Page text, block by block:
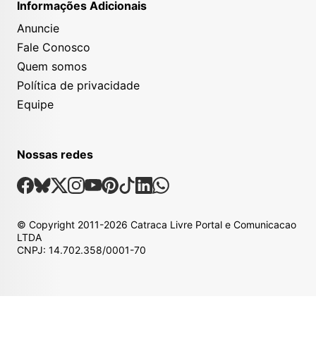
Informações Adicionais
Anuncie
Fale Conosco
Quem somos
Política de privacidade
Equipe
Nossas redes
Nossas Redes Sociais
Facebook
Bsky
X Instagram
Youtube
Pinterest
TiktokLinkedin
Whatsapp
© Copyright 2011-2026 Catraca Livre Portal e Comunicacao
LTDA
CNPJ: 14.702.358/0001-70